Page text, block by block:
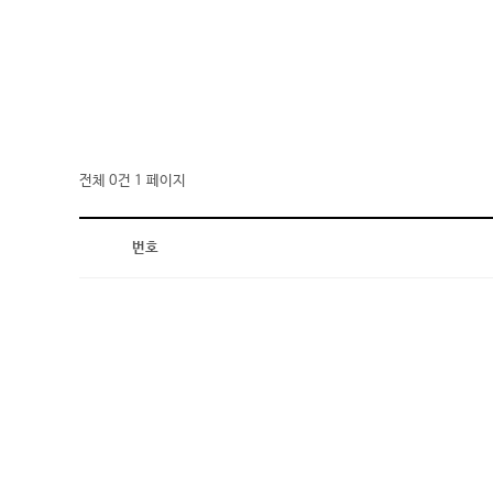
전체 0건 1 페이지
번호